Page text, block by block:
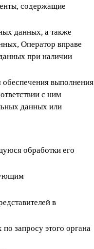
содержащие
данных, а также
Оператор вправе
при наличии
обеспечения выполнения
с ним
данных или
обработки его
в
запросу этого органа